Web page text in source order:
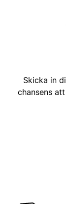
Skicka in
chansens